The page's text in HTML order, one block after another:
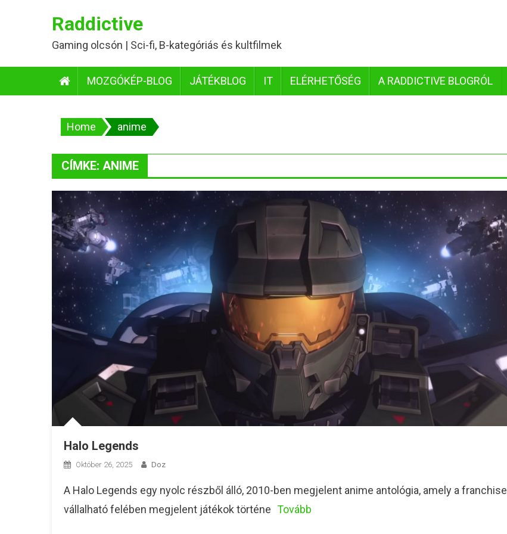
Raddictive
Gaming olcsón | Sci-fi, B-kategóriás és kultfilmek
MOZGÓKÉP-BLOG JÁTÉKBLOG IT ELÉRHETŐSÉG A RADDICTIVE BLOGRÓL
Home anime
CÍMKE: ANIME
Halo Legends
Október 26, 2025 Doz
A Halo Legends egy nyolc részből álló, 2010-ben megjelent anime antológia, amely a franchise
vállalható felében megjelent játékok történe Tovább